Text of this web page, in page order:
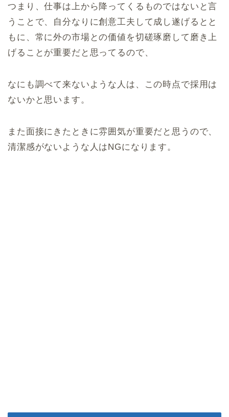
つまり、仕事は上から降ってくるものではないと言
うことで、自分なりに創意工夫して成し遂げるとと
もに、常に外の市場との価値を切磋琢磨して磨き上
げることが重要だと思ってるので、
なにも調べて来ないような人は、この時点で採用は
ないかと思います。
また面接にきたときに雰囲気が重要だと思うので、
清潔感がないような人はNGになります。